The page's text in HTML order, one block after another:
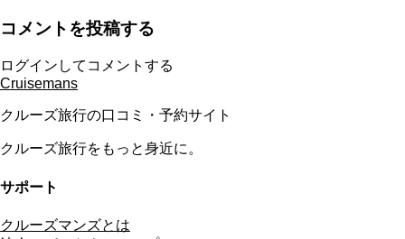
コメントを投稿する
ログインしてコメントする
Cruisemans
クルーズ旅行の口コミ・予約サイト
クルーズ旅行をもっと身近に。
サポート
クルーズマンズとは